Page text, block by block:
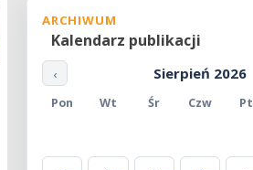
ARCHIWUM
Kalendarz publikacji
‹ Sierpień 2026
Pon Wt Śr Czw Pt